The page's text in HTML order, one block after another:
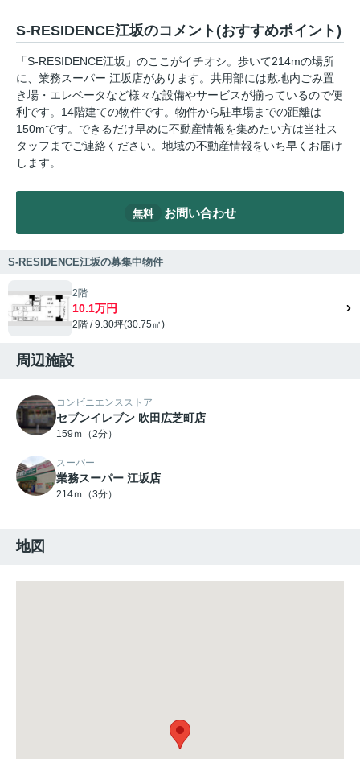
S-RESIDENCE江坂のコメント(おすすめポイント)
「S-RESIDENCE江坂」のここがイチオシ。歩いて214mの場所
に、業務スーパー 江坂店があります。共用部には敷地内ごみ置
き場・エレベータなど様々な設備やサービスが揃っているので便
利です。14階建ての物件です。物件から駐車場までの距離は
150mです。できるだけ早めに不動産情報を集めたい方は当社ス
タッフまでご連絡ください。地域の不動産情報をいち早くお届け
します。
無料 お問い合わせ
S-RESIDENCE江坂の募集中物件
2階
10.1万円
2階 / 9.30坪(30.75㎡)
周辺施設
コンビニエンスストア
セブンイレブン 吹田広芝町店
159ｍ（2分）
スーパー
業務スーパー 江坂店
214ｍ（3分）
地図